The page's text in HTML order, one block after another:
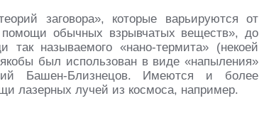
заговора», которые варьируются от
обычных взрывчатых веществ», до
называемого «нано-термита» (некоей
был использован в виде «напыления»
Башен-Близнецов. Имеются и более
лазерных лучей из космоса, например.